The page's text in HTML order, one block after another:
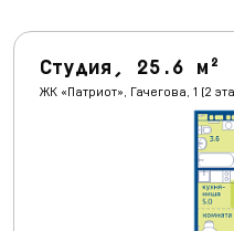
Студия, 25.6 м²
ЖК «Патриот», Гачегова, 1 (2